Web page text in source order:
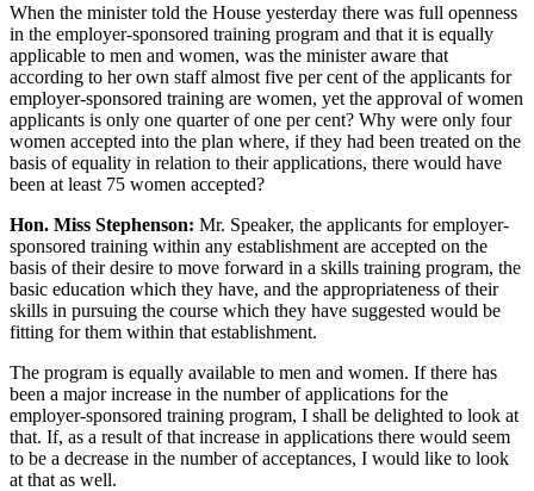
When the minister told the House yesterday there was full openness
in the employer-sponsored training program and that it is equally
applicable to men and women, was the minister aware that
according to her own staff almost five per cent of the applicants for
employer-sponsored training are women, yet the approval of women
applicants is only one quarter of one per cent? Why were only four
women accepted into the plan where, if they had been treated on the
basis of equality in relation to their applications, there would have
been at least 75 women accepted?
Hon. Miss Stephenson: Mr. Speaker, the applicants for employer-
sponsored training within any establishment are accepted on the
basis of their desire to move forward in a skills training program, the
basic education which they have, and the appropriateness of their
skills in pursuing the course which they have suggested would be
fitting for them within that establishment.
The program is equally available to men and women. If there has
been a major increase in the number of applications for the
employer-sponsored training program, I shall be delighted to look at
that. If, as a result of that increase in applications there would seem
to be a decrease in the number of acceptances, I would like to look
at that as well.